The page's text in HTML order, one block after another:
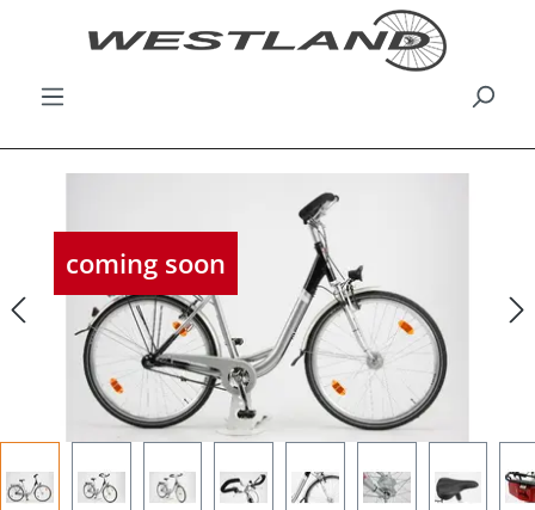
coming soon